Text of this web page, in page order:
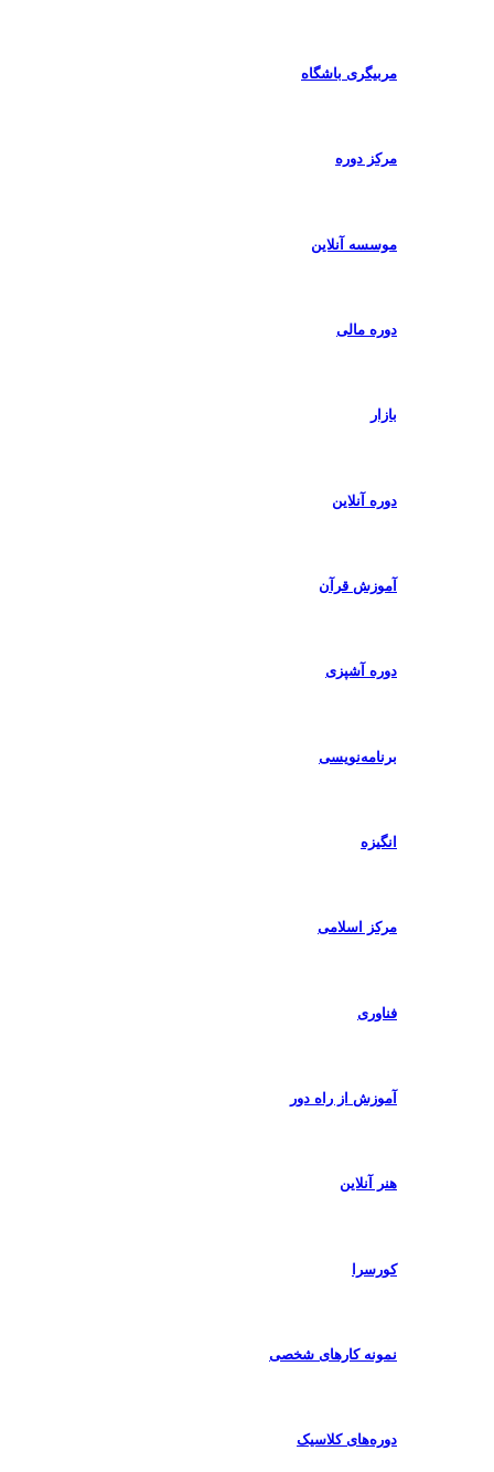
مربیگری باشگاه
مرکز دوره
موسسه آنلاین
دوره مالی
دوره آنلاین
آموزش قرآن
دوره آشپزی
برنامه‌نویسی
مرکز اسلامی
فناوری
آموزش از راه دور
هنر آنلاین
کورسرا
نمونه کارهای شخصی
دوره‌های کلاسیک